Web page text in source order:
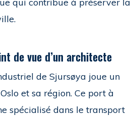
de vue d’un architecte
de Sjursøya joue un
et sa région. Ce port à
spécialisé dans le transport